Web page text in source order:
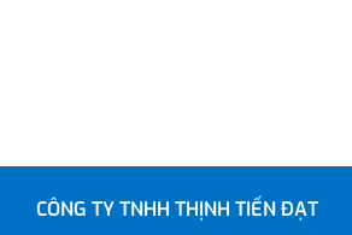
CÔNG TY TNHH THỊNH TIẾN ĐẠT